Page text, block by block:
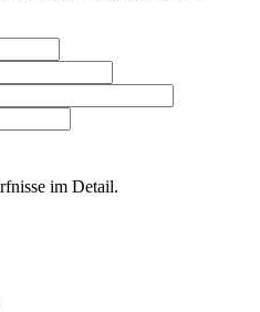
im Detail.